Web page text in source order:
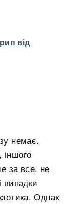
від
немає.
іншого
за все, не
випадки
Однак